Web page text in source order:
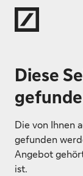
Direkt
Direkt
Diese
Die von Ihnen
gefunden
Angebot
ist.